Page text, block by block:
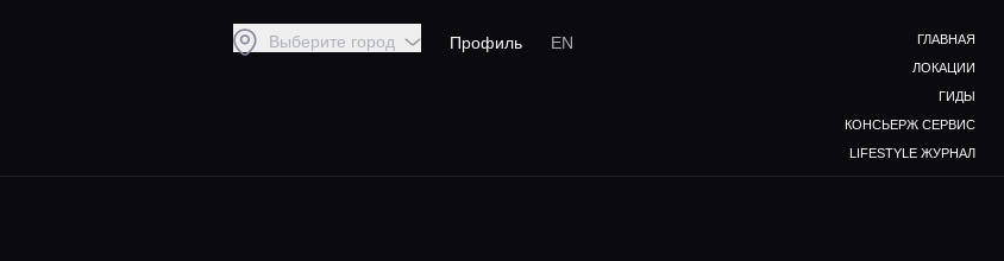
Выберите город Профиль EN
ГЛАВНАЯ
ЛОКАЦИИ
ГИДЫ
КОНСЬЕРЖ СЕРВИС
LIFESTYLE ЖУРНАЛ